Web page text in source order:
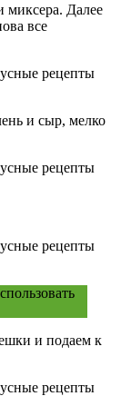
миксера. Далее
все
и сыр, мелко
и подаем к